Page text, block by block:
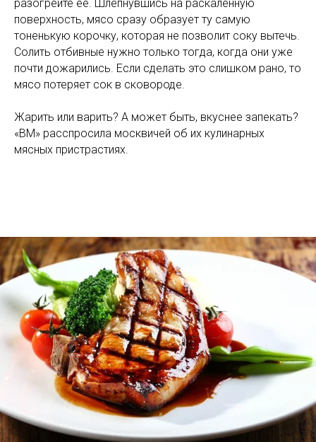
разогрейте ее. Шлепнувшись на раскаленную
поверхность, мясо сразу образует ту самую
тоненькую корочку, которая не позволит соку вытечь.
Солить отбивные нужно только тогда, когда они уже
почти дожарились. Если сделать это слишком рано, то
мясо потеряет сок в сковороде.
Жарить или варить? А может быть, вкуснее запекать?
«ВМ» расспросила москвичей об их кулинарных
мясных пристрастиях.